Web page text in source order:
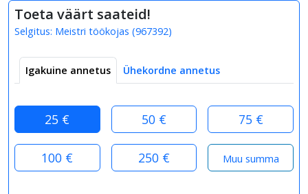
Toeta väärt saateid!
Selgitus: Meistri töökojas (967392)
Igakuine annetus Ühekordne annetus
25 € 50 € 75 €
100 € 250 €